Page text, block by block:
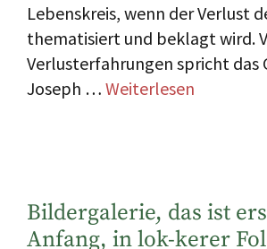
Lebenskreis, wenn der Verlust
thematisiert und beklagt wird.
Verlusterfahrungen spricht das
Joseph … Weiterlesen
Bildergalerie, das ist
Anfang, in lok-kerer